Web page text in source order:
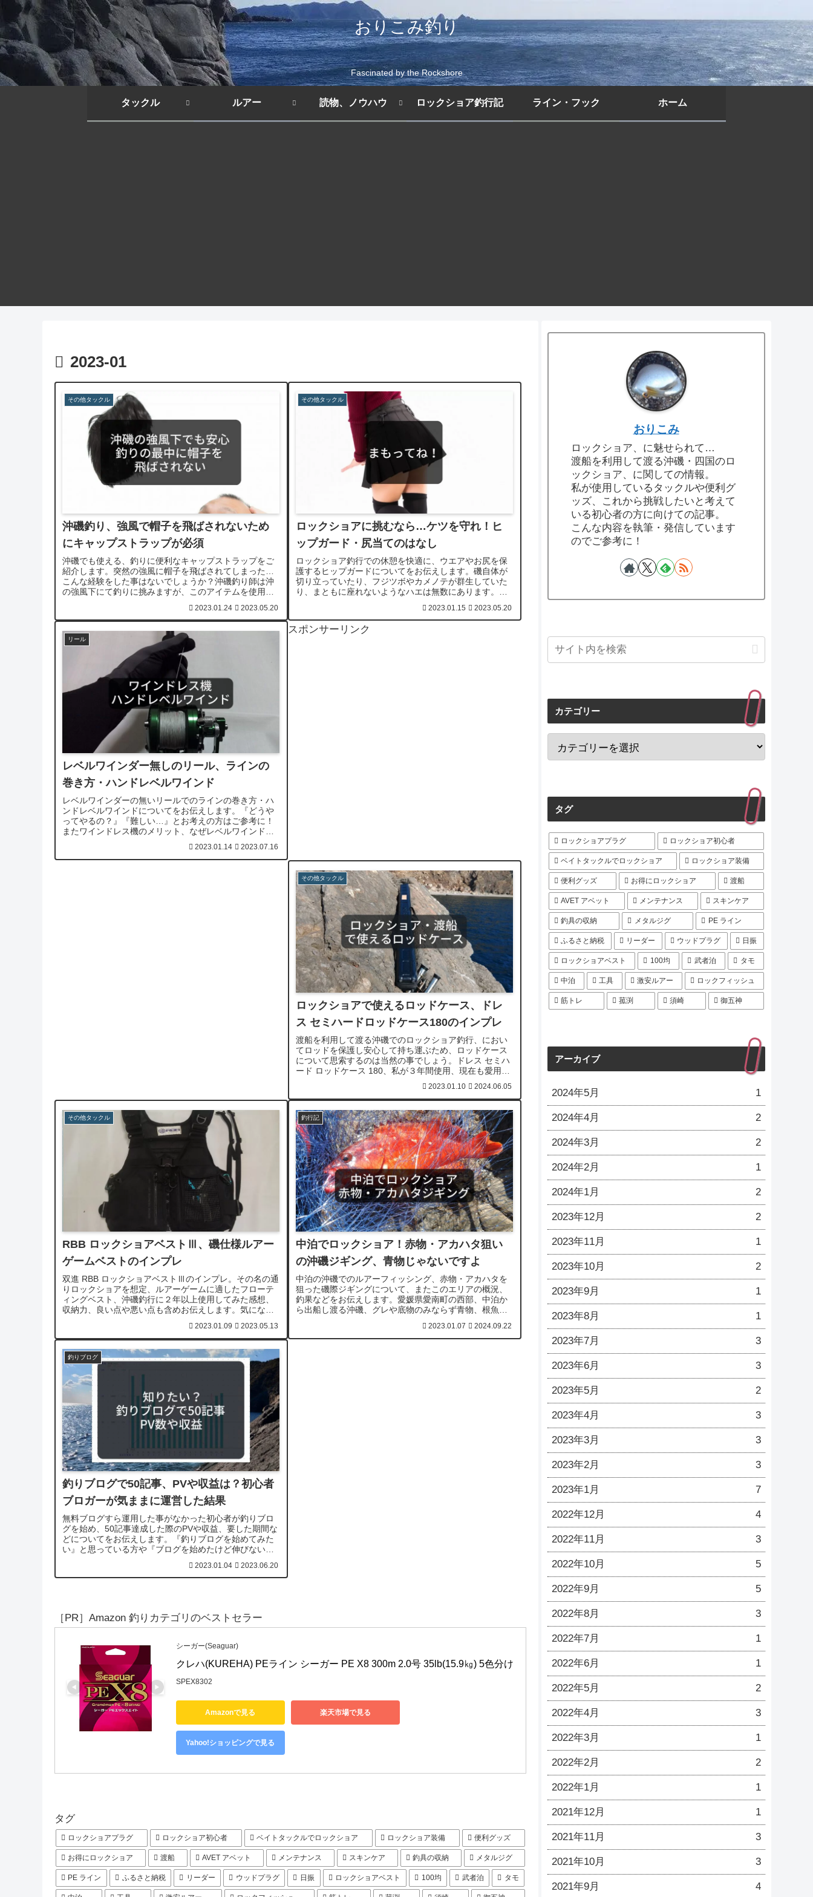
おりこみ釣り
Fascinated by the Rockshore
タックル ルアー 読物、ノウハウ ロックショア釣行記 ライン・フック ホーム
2023-01
その他タックル
沖磯釣り、強風で帽子を飛ばされないため
にキャップストラップが必須
沖磯でも使える、釣りに便利なキャップストラップをご
紹介します。突然の強風に帽子を飛ばされてしまった…
こんな経験をした事はないでしょうか？沖磯釣り師は沖
の強風下にて釣りに挑みますが、このアイテムを使用し
2023.01.24 2023.05.20
その他タックル
ロックショアに挑むなら…ケツを守れ！ヒ
ップガード・尻当てのはなし
ロックショア釣行での休憩を快適に、ウエアやお尻を保
護するヒップガードについてをお伝えします。磯自体が
切り立っていたり、フジツボやカメノテが群生していた
り、まともに座れないようなハエは無数にあります。そ
2023.01.15 2023.05.20
リール
レベルワインダー無しのリール、ラインの
巻き方・ハンドレベルワインド
レベルワインダーの無いリールでのラインの巻き方・ハ
ンドレベルワインドについてをお伝えします。『どうや
ってやるの？』『難しい…』とお考えの方はご参考に！
またワインドレス機のメリット、なぜレベルワインドが
無いリールを使用するのか？についてもお話しします。
2023.01.14 2023.07.16
スポンサーリンク
その他タックル
ロックショアで使えるロッドケース、ドレ
ス セミハードロッドケース180のインプレ
渡船を利用して渡る沖磯でのロックショア釣行、におい
てロッドを保護し安心して持ち運ぶため、ロッドケース
について思索するのは当然の事でしょう。ドレス セミハ
ード ロッドケース 180、私が３年間使用、現在も愛用し
2023.01.10 2024.06.05
その他タックル
RBB ロックショアベストⅢ、磯仕様ルアー
ゲームベストのインプレ
双進 RBB ロックショアベストⅢのインプレ。その名の通
りロックショアを想定、ルアーゲームに適したフローテ
ィングベスト、沖磯釣行に２年以上使用してみた感想、
収納力、良い点や悪い点も含めお伝えします。気になっ
2023.01.09 2023.05.13
釣行記
中泊でロックショア！赤物・アカハタ狙い
の沖磯ジギング、青物じゃないですよ
中泊の沖磯でのルアーフィッシング、赤物・アカハタを
狙った磯際ジギングについて、またこのエリアの概況、
釣果などをお伝えします。愛媛県愛南町の西部、中泊か
ら出船し渡る沖磯、グレや底物のみならず青物、根魚な
2023.01.07 2024.09.22
釣りブログ
釣りブログで50記事、PVや収益は？初心者
ブロガーが気ままに運営した結果
無料ブログすら運用した事がなかった初心者が釣りブロ
グを始め、50記事達成した際のPVや収益、要した期間な
どについてをお伝えします。『釣りブログを始めてみた
い』と思っている方や『ブログを始めたけど伸びない』
2023.01.04 2023.06.20
［PR］Amazon 釣りカテゴリのベストセラー
シーガー(Seaguar)
クレハ(KUREHA) PEライン シーガー PE X8 300m 2.0号 35lb(15.9㎏) 5色分け
SPEX8302
Amazonで見る 楽天市場で見る
Yahoo!ショッピングで見る
タグ
ロックショアプラグ ロックショア初心者 ベイトタックルでロックショア ロックショア装備 便利グッズ
お得にロックショア 渡船 AVET アベット メンテナンス スキンケア 釣具の収納 メタルジグ
PE ライン ふるさと納税 リーダー ウッドプラグ 日振 ロックショアベスト 100均 武者泊 タモ
おりこみ
ロックショア、に魅せられて…
渡船を利用して渡る沖磯・四国のロ
ックショア、に関しての情報。
私が使用しているタックルや便利グ
ッズ、これから挑戦したいと考えて
いる初心者の方に向けての記事。
こんな内容を執筆・発信しています
のでご参考に！
カテゴリー
タグ
ロックショアプラグ ロックショア初心者
ベイトタックルでロックショア ロックショア装備
便利グッズ お得にロックショア 渡船
AVET アベット メンテナンス スキンケア
釣具の収納 メタルジグ PE ライン
ふるさと納税 リーダー ウッドプラグ 日振
ロックショアベスト 100均 武者泊 タモ
中泊 工具 激安ルアー ロックフィッシュ
筋トレ 菰渕 須崎 御五神
アーカイブ
2024年5月 1
2024年4月 2
2024年3月 2
2024年2月 1
2024年1月 2
2023年12月 2
2023年11月 1
2023年10月 2
2023年9月 1
2023年8月 1
2023年7月 3
2023年6月 3
2023年5月 2
2023年4月 3
2023年3月 3
2023年2月 3
2023年1月 7
2022年12月 4
2022年11月 3
2022年10月 5
2022年9月 5
2022年8月 3
2022年7月 1
2022年6月 1
2022年5月 2
2022年4月 3
2022年3月 1
2022年2月 2
2022年1月 1
2021年12月 1
2021年11月 3
2021年10月 3
2021年9月 4